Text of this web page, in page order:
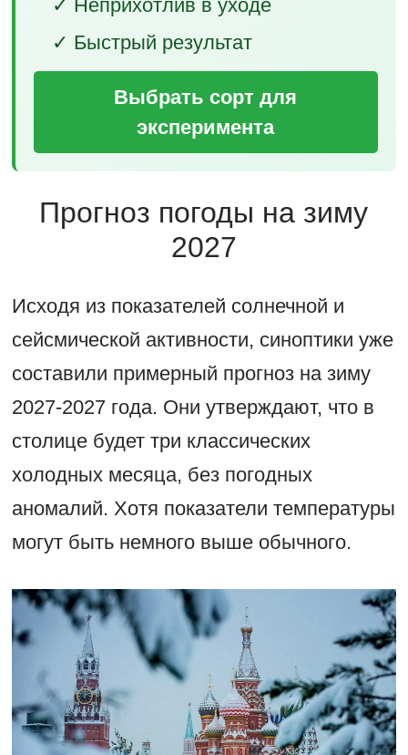
✓ Неприхотлив в уходе
✓ Быстрый результат
Выбрать сорт для
эксперимента
Прогноз погоды на зиму
2027
Исходя из показателей солнечной и
сейсмической активности, синоптики уже
составили примерный прогноз на зиму
2027-2027 года. Они утверждают, что в
столице будет три классических
холодных месяца, без погодных
аномалий. Хотя показатели температуры
могут быть немного выше обычного.